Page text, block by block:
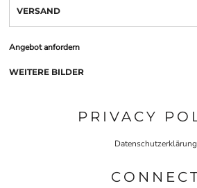
VERSAND
Angebot anfordern
WEITERE BILDER
PRIVACY
Datenschutzerklärung